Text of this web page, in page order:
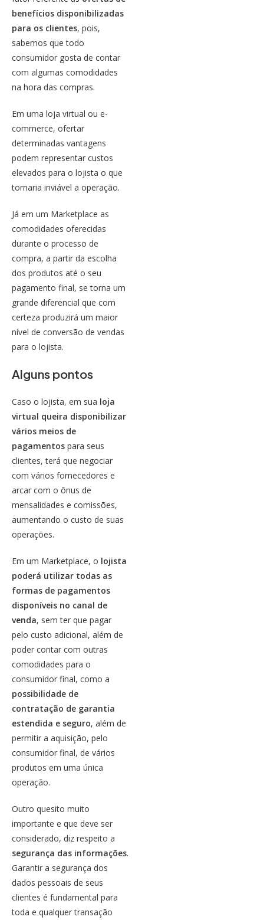
benefícios disponibilizadas
para os clientes, pois,
sabemos que todo
consumidor gosta de contar
com algumas comodidades
na hora das compras.
Em uma loja virtual ou e-
commerce, ofertar
determinadas vantagens
podem representar custos
elevados para o lojista o que
tornaria inviável a operação.
Já em um Marketplace as
comodidades oferecidas
durante o processo de
compra, a partir da escolha
dos produtos até o seu
pagamento final, se torna um
grande diferencial que com
certeza produzirá um maior
nível de conversão de vendas
para o lojista.
Alguns pontos
Caso o lojista, em sua loja
virtual queira disponibilizar
vários meios de
pagamentos para seus
clientes, terá que negociar
com vários fornecedores e
arcar com o ônus de
mensalidades e comissões,
aumentando o custo de suas
operações.
Em um Marketplace, o lojista
poderá utilizar todas as
formas de pagamentos
disponíveis no canal de
venda, sem ter que pagar
pelo custo adicional, além de
poder contar com outras
comodidades para o
consumidor final, como a
possibilidade de
contratação de garantia
estendida e seguro, além de
permitir a aquisição, pelo
consumidor final, de vários
produtos em uma única
operação.
Outro quesito muito
importante e que deve ser
considerado, diz respeito a
segurança das informações.
Garantir a segurança dos
dados pessoais de seus
clientes é fundamental para
toda e qualquer transação